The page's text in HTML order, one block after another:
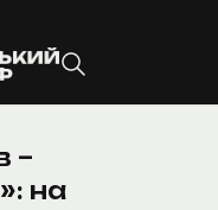
–
на